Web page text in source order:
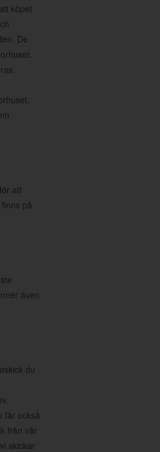
köpet
De
att
på
även
du
får också
från vår
skickar